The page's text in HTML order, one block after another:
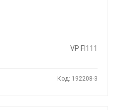
VP FI111
Код: 192208-3